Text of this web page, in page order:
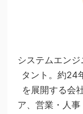
システムエン
タント。約24
を展開する会
ア、営業・人